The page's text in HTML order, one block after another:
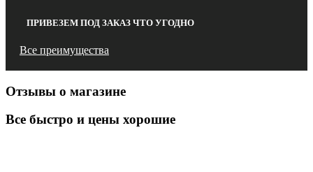
ПРИВЕЗЕМ ПОД ЗАКАЗ ЧТО УГОДНО
Все преимущества
Отзывы о магазине
Все быстро и цены хорошие